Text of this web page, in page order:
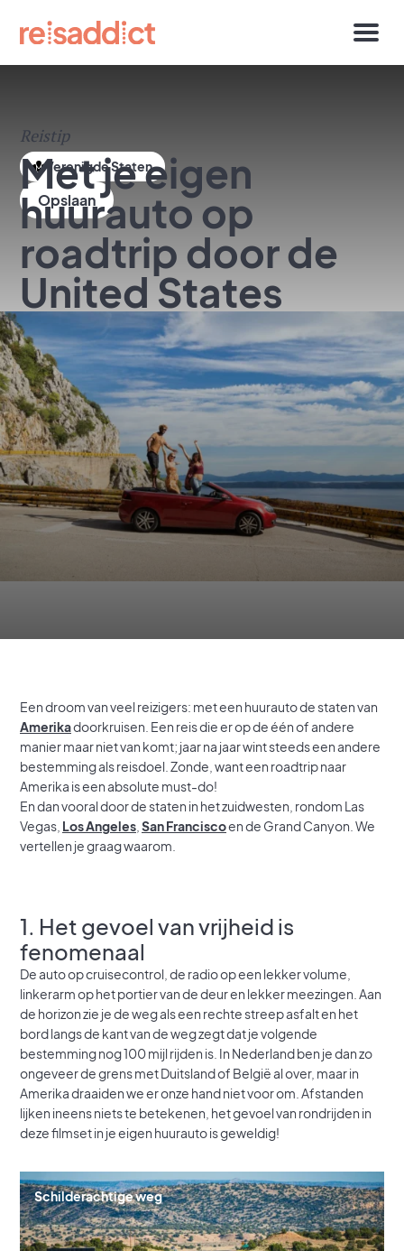
Verenigde Staten
Reistip
Met je eigen
huurauto op
roadtrip door de
United States
Een droom van veel reizigers: met een huurauto de staten van
Amerikadoorkruisen. Een reis die er op de één of andere
manier maar niet van komt; jaar na jaar wint steeds een andere
bestemming als reisdoel. Zonde, want een roadtrip naar
Amerika is een absolute must-do!
En dan vooral door de staten in het zuidwesten, rondom Las
Vegas, Los Angeles San Franciscoen de Grand Canyon. We
vertellen je graag waarom.
1. Het gevoel van vrijheid is
fenomenaal
De auto op cruisecontrol, de radio op een lekker volume,
linkerarm op het portier van de deur en lekker meezingen. Aan
de horizon zie je de weg als een rechte streep asfalt en het
bord langs de kant van de weg zegt dat je volgende
bestemming nog 100 mijl rijden is. In Nederland ben je dan zo
ongeveer de grens met Duitsland of België al over, maar in
Amerika draaiden we er onze hand niet voor om. Afstanden
lijken ineens niets te betekenen, het gevoel van rondrijden in
deze filmset in je eigen huurauto is geweldig!
Schilderachtige weg